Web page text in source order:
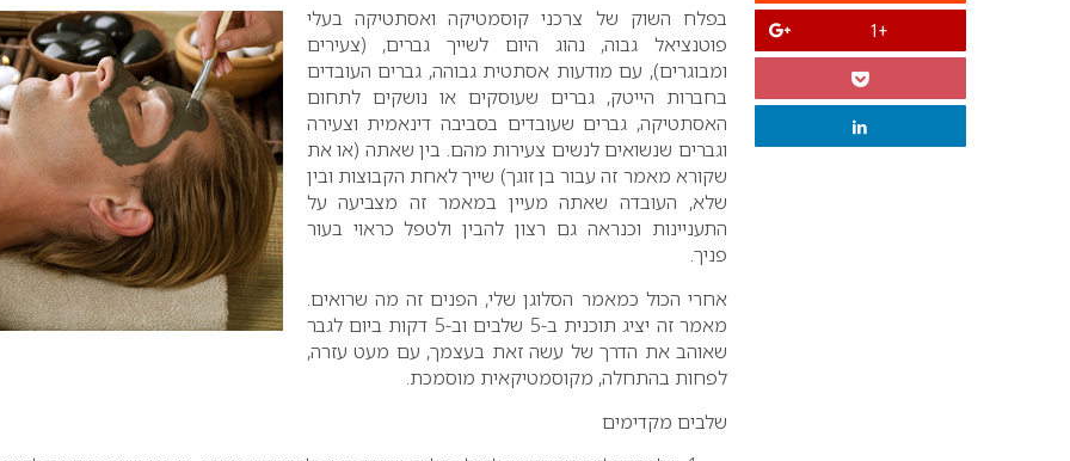
+1
בפלח השוק של צרכני קוסמטיקה ואסתטיקה בעלי
פוטנציאל גבוה, נהוג היום לשייך גברים, (צעירים
ומבוגרים), עם מודעות אסתטית גבוהה, גברים העובדים
בחברות הייטק, גברים שעוסקים או נושקים לתחום
האסתטיקה, גברים שעובדים בסביבה דינאמית וצעירה
וגברים שנשואים לנשים צעירות מהם. בין שאתה (או את
שקורא מאמר זה עבור בן זוגך) שייך לאחת הקבוצות ובין
שלא, העובדה שאתה מעיין במאמר זה מצביעה על
התעניינות וכנראה גם רצון להבין ולטפל כראוי בעור
פניך.
אחרי הכול כמאמר הסלוגן שלי, הפנים זה מה שרואים.
מאמר זה יציג תוכנית ב-5 שלבים וב-5 דקות ביום לגבר
שאוהב את הדרך של עשה זאת בעצמך, עם מעט עזרה,
לפחות בהתחלה, מקוסמטיקאית מוסמכת.
שלבים מקדימים